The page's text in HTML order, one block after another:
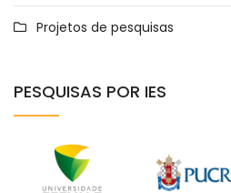
Projetos de pesquisas
PESQUISAS POR IES